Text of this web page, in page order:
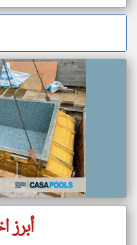
أبرز